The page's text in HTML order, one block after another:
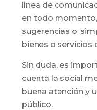
línea de
en todo
sugerencias o,
bienes o servicios
Sin duda, es
cuenta la social
buena atención y
público.